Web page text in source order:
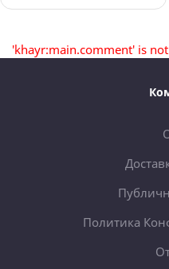
'khayr:main.comment' is
Политика